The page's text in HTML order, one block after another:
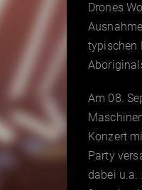
Drones
typischen
Am 08.
Konzert
Party
dabei u.a.